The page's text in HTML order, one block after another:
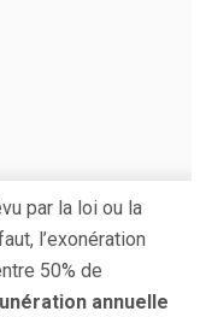
par la loi ou la
l’exonération
50% de
annuelle